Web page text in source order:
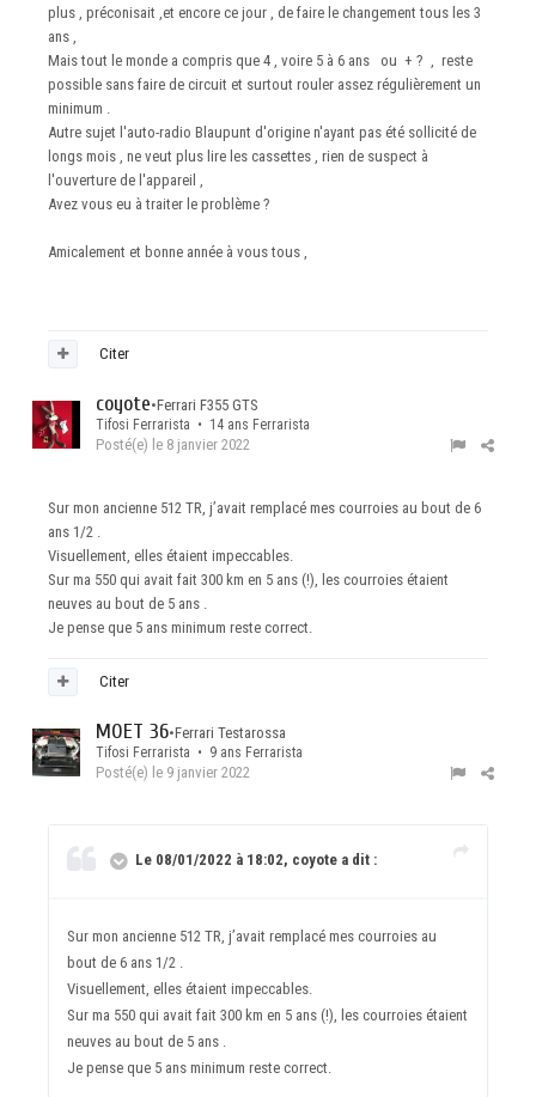
plus , préconisait ,et encore ce jour , de faire le changement tous les 3
ans ,
Mais tout le monde a compris que 4 , voire 5 à 6 ans ou + ? , reste
possible sans faire de circuit et surtout rouler assez régulièrement un
minimum .
Autre sujet l'auto-radio Blaupunt d'origine n'ayant pas été sollicité de
longs mois , ne veut plus lire les cassettes , rien de suspect à
l'ouverture de l'appareil ,
Avez vous eu à traiter le problème ?
Amicalement et bonne année à vous tous ,
Citer
coyote•Ferrari F355 GTS
Tifosi Ferrarista • 14 ans Ferrarista
Posté(e) le 8 janvier 2022
Sur mon ancienne 512 TR, j’avait remplacé mes courroies au bout de 6
ans 1/2 .
Visuellement, elles étaient impeccables.
Sur ma 550 qui avait fait 300 km en 5 ans (!), les courroies étaient
neuves au bout de 5 ans .
Je pense que 5 ans minimum reste correct.
Citer
MOET 36•Ferrari Testarossa
Tifosi Ferrarista • 9 ans Ferrarista
Posté(e) le 9 janvier 2022
Le 08/01/2022 à 18:02, coyote a dit :
Sur mon ancienne 512 TR, j’avait remplacé mes courroies au
bout de 6 ans 1/2 .
Visuellement, elles étaient impeccables.
Sur ma 550 qui avait fait 300 km en 5 ans (!), les courroies étaient
neuves au bout de 5 ans .
Je pense que 5 ans minimum reste correct.